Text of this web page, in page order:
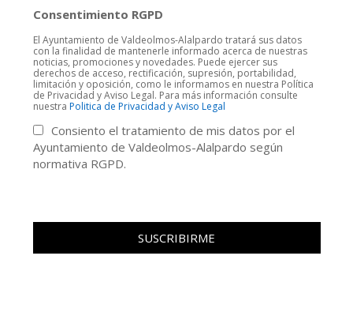
Consentimiento RGPD
El Ayuntamiento de Valdeolmos-Alalpardo tratará sus datos
con la finalidad de mantenerle informado acerca de nuestras
noticias, promociones y novedades. Puede ejercer sus
derechos de acceso, rectificación, supresión, portabilidad,
limitación y oposición, como le informamos en nuestra Política
de Privacidad y Aviso Legal. Para más información consulte
nuestra Politica de Privacidad y Aviso Legal
Consiento el tratamiento de mis datos por el
Ayuntamiento de Valdeolmos-Alalpardo según
normativa RGPD.